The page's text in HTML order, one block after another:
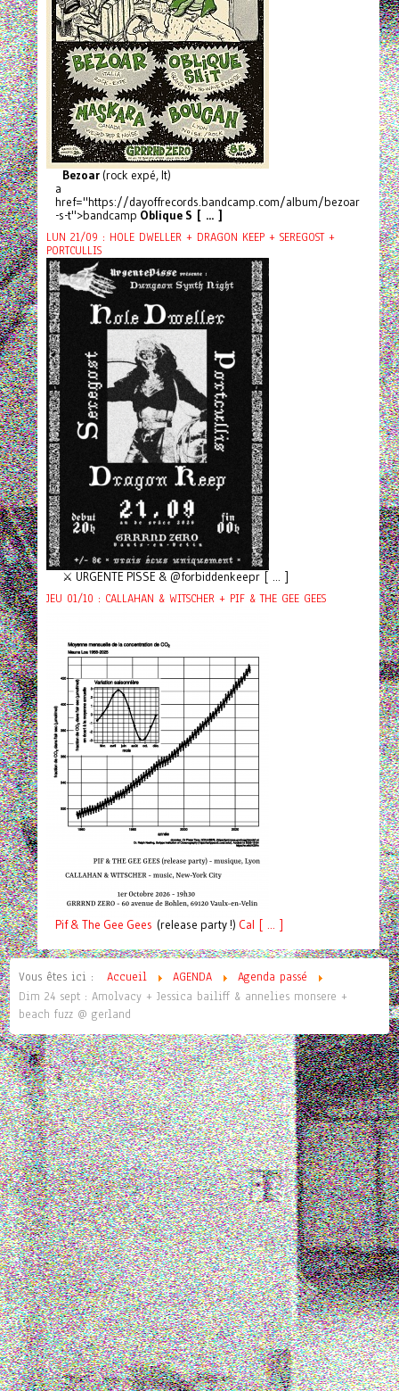
Bezoar(rock expé, It)
a
href="https://dayoffrecords.bandcamp.com/album/bezoar
-s-t">bandcamp Oblique S [ ... ]
LUN 21/09 : HOLE DWELLER + DRAGON KEEP + SEREGOST +
PORTCULLIS
⚔️ URGENTE PISSE & @forbiddenkeepr [ ... ]
JEU 01/10 : CALLAHAN & WITSCHER + PIF & THE GEE GEES
Pif& The Gee Gees (release party !) Cal [ ... ]
Vous êtes ici : Accueil AGENDA
Agenda passé
Dim 24 sept : Amolvacy + Jessica bailiff & annelies monsere +
beach fuzz @ gerland